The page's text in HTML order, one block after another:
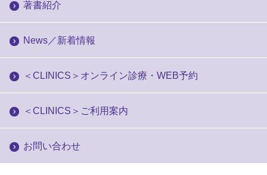
著書紹介
News／新着情報
＜CLINICS＞オンライン診療・WEB予約
＜CLINICS＞ご利用案内
お問い合わせ